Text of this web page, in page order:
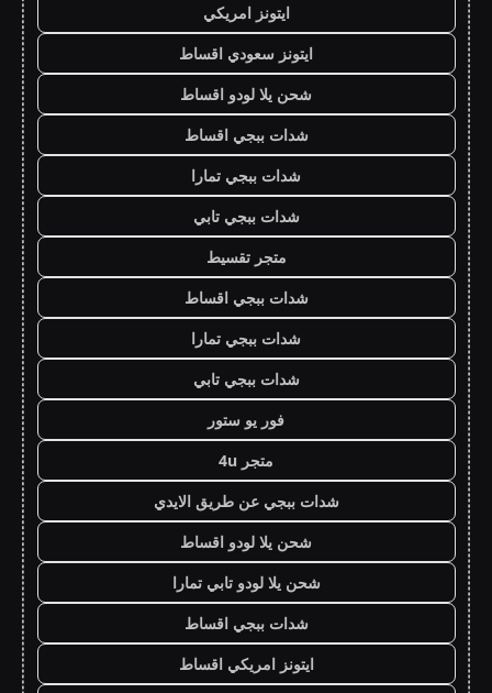
ايتونز امريكي
ايتونز سعودي اقساط
شحن يلا لودو اقساط
شدات ببجي اقساط
شدات ببجي تمارا
شدات ببجي تابي
متجر تقسيط
شدات ببجي اقساط
شدات ببجي تمارا
شدات ببجي تابي
فور يو ستور
متجر 4u
شدات ببجي عن طريق الايدي
شحن يلا لودو اقساط
شحن يلا لودو تابي تمارا
شدات ببجي اقساط
ايتونز امريكي اقساط